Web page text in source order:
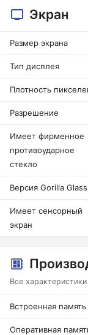
Экран
Размер экрана
Тип дисплея
Плотность
Разрешение
Имеет фирменное
противоударное
стекло
Версия Gorilla Glass
Имеет сенсорный
экран
Все
Встроенная память
Оперативная